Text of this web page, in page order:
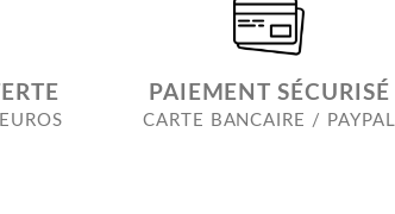
PAIEMENT SÉCURISÉ
CARTE BANCAIRE / PAYPAL